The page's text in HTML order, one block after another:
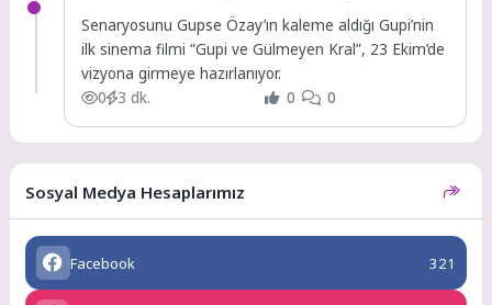
Senaryosunu Gupse Özay’ın kaleme aldığı Gupi’nin
ilk sinema filmi “Gupi ve Gülmeyen Kral”, 23 Ekim’de
vizyona girmeye hazırlanıyor.
0
3 dk. 0 0
Sosyal Medya Hesaplarımız
Facebook 321